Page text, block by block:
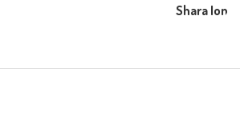
Shara Ion